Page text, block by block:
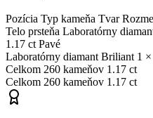
Pozícia Typ kameňa Tvar
Telo prsteňa Laboratórny
1.17 ct Pavé
Laboratórny diamant Briliant 1
Celkom 260 kameňov 1.17 ct
Celkom 260 kameňov 1.17 ct